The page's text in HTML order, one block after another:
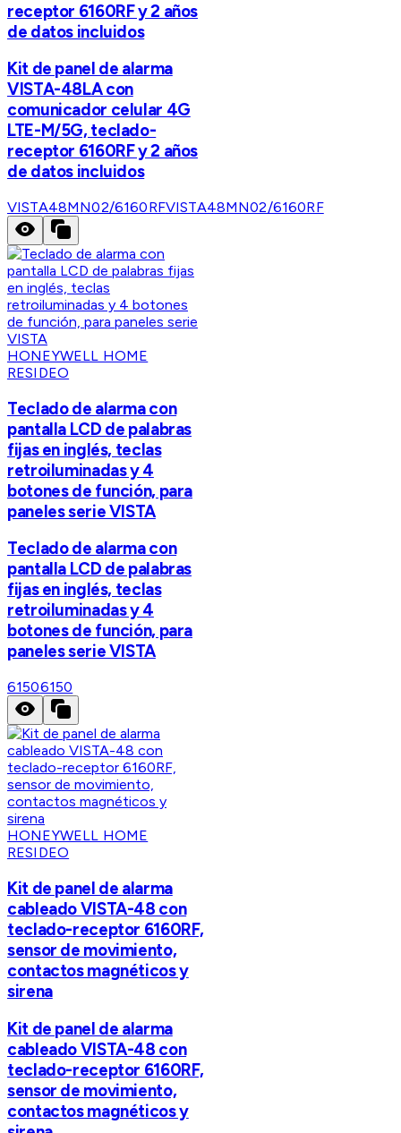
receptor 6160RF y 2 años
de datos incluidos
Kit de panel de alarma
VISTA-48LA con
comunicador celular 4G
LTE-M/5G, teclado-
receptor 6160RF y 2 años
de datos incluidos
VISTA48MN02/6160RFVISTA48MN02/6160RF
HONEYWELL HOME
RESIDEO
Teclado de alarma con
pantalla LCD de palabras
fijas en inglés, teclas
retroiluminadas y 4
botones de función, para
paneles serie VISTA
Teclado de alarma con
pantalla LCD de palabras
fijas en inglés, teclas
retroiluminadas y 4
botones de función, para
paneles serie VISTA
61506150
HONEYWELL HOME
RESIDEO
Kit de panel de alarma
cableado VISTA-48 con
teclado-receptor 6160RF,
sensor de movimiento,
contactos magnéticos y
sirena
Kit de panel de alarma
cableado VISTA-48 con
teclado-receptor 6160RF,
sensor de movimiento,
contactos magnéticos y